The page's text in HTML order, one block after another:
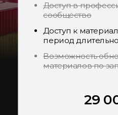
Вы получите
повышении квалификации
выборе тарифа “С
проекта”.Работодатели
выбирают специалистов,
могут подтвердить свои
документом об